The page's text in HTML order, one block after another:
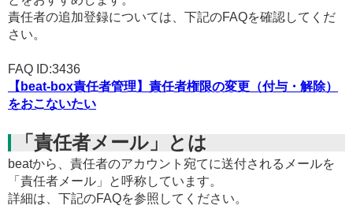
責任者の追加登録については、下記のFAQを確認してくだ
さい。
FAQ ID:3436
【beat-box責任者管理】責任者権限の変更（付与・解除）
をおこないたい
「責任者メール」とは
beatから、責任者のアカウント宛てに送付されるメールを
「責任者メール」と呼称しています。
詳細は、下記のFAQを参照してください。